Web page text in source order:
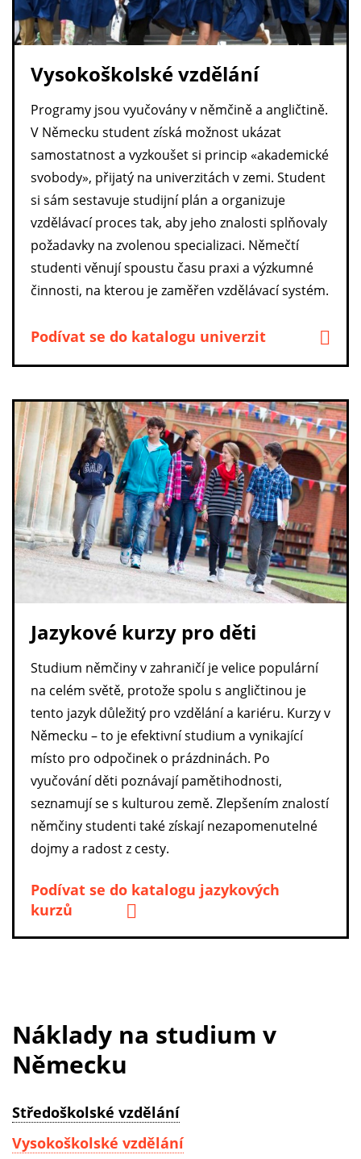
Vysokoškolské vzdělání
Programy jsou vyučovány v němčině a angličtině.
V Německu student získá možnost ukázat
samostatnost a vyzkoušet si princip «akademické
svobody», přijatý na univerzitách v zemi. Student
si sám sestavuje studijní plán a organizuje
vzdělávací proces tak, aby jeho znalosti splňovaly
požadavky na zvolenou specializaci. Němečtí
studenti věnují spoustu času praxi a výzkumné
činnosti, na kterou je zaměřen vzdělávací systém.
Podívat se do katalogu univerzit
Jazykové kurzy pro děti
Studium němčiny v zahraničí je velice populární
na celém světě, protože spolu s angličtinou je
tento jazyk důležitý pro vzdělání a kariéru. Kurzy v
Německu – to je efektivní studium a vynikající
místo pro odpočinek o prázdninách. Po
vyučování děti poznávají pamětihodnosti,
seznamují se s kulturou země. Zlepšením znalostí
němčiny studenti také získají nezapomenutelné
dojmy a radost z cesty.
Podívat se do katalogu jazykových
kurzů
Náklady na studium v
Německu
Středoškolské vzdělání
Vysokoškolské vzdělání